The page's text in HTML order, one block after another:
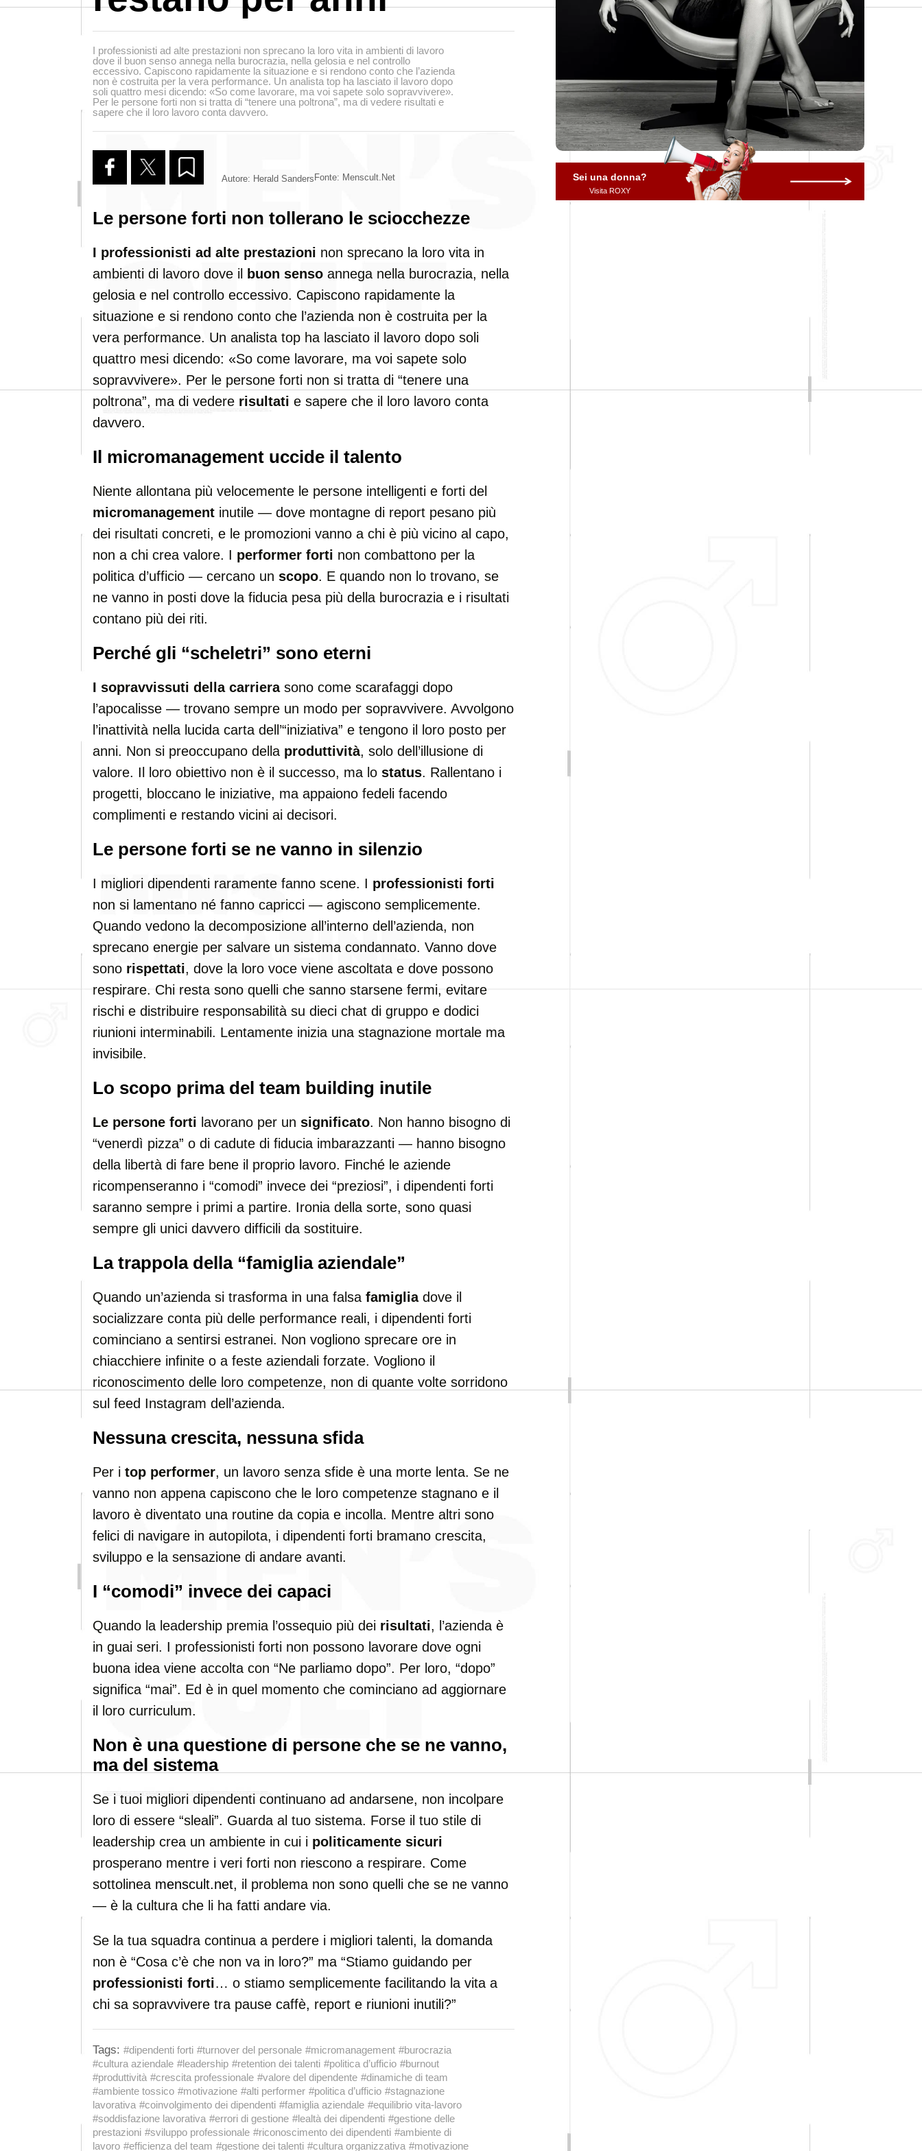
I professionisti ad alte prestazioni non sprecano la loro vita in ambienti di lavoro
dove il buon senso annega nella burocrazia, nella gelosia e nel controllo
eccessivo. Capiscono rapidamente la situazione e si rendono conto che l’azienda
non è costruita per la vera performance. Un analista top ha lasciato il lavoro dopo
soli quattro mesi dicendo: «So come lavorare, ma voi sapete solo sopravvivere».
Per le persone forti non si tratta di “tenere una poltrona”, ma di vedere risultati e
sapere che il loro lavoro conta davvero.
Autore: Herald Sanders Fonte: Menscult.net
Le persone forti non tollerano le sciocchezze
I professionisti ad alte prestazioni non sprecano la loro vita in
ambienti di lavoro dove il
buon senso annega nella burocrazia, nella
gelosia e nel controllo eccessivo. Capiscono rapidamente la
situazione e si rendono conto che l’azienda non è costruita per la
vera performance. Un analista top ha lasciato il lavoro dopo soli
quattro mesi dicendo: «So come lavorare, ma voi sapete solo
sopravvivere». Per le persone forti non si tratta di “tenere una
poltrona”, ma di vedere risultati e sapere che il loro lavoro conta
davvero.
Il micromanagement uccide il talento
Niente allontana più velocemente le persone intelligenti e forti del
micromanagement inutile — dove montagne di report pesano più
dei risultati concreti, e le promozioni vanno a chi è più vicino al capo,
non a chi crea valore. I performer forti non combattono per la
politica d’ufficio — cercano un scopo. E quando non lo trovano, se
ne vanno in posti dove la fiducia pesa più della burocrazia e i risultati
contano più dei riti.
Perché gli “scheletri” sono eterni
I sopravvissuti della carrierasono come scarafaggi dopo
l’apocalisse — trovano sempre un modo per sopravvivere. Avvolgono
l’inattività nella lucida carta dell’“iniziativa” e tengono il loro posto per
anni. Non si preoccupano della produttività, solo dell’illusione di
valore. Il loro obiettivo non è il successo, ma lo status. Rallentano i
progetti, bloccano le iniziative, ma appaiono fedeli facendo
complimenti e restando vicini ai decisori.
Le persone forti se ne vanno in silenzio
I migliori dipendenti raramente fanno scene. I professionisti forti
non si lamentano né fanno capricci — agiscono semplicemente.
Quando vedono la decomposizione all’interno dell’azienda, non
sprecano energie per salvare un sistema condannato. Vanno dove
sono rispettati, dove la loro voce viene ascoltata e dove possono
respirare. Chi resta sono quelli che sanno starsene fermi, evitare
rischi e distribuire responsabilità su dieci chat di gruppo e dodici
riunioni interminabili. Lentamente inizia una stagnazione mortale ma
invisibile.
Lo scopo prima del team building inutile
Le persone forti lavorano per un significato. Non hanno bisogno di
“venerdì pizza” o di cadute di fiducia imbarazzanti — hanno bisogno
della libertà di fare bene il proprio lavoro. Finché le aziende
ricompenseranno i “comodi” invece dei “preziosi”, i dipendenti forti
saranno sempre i primi a partire. Ironia della sorte, sono quasi
sempre gli unici davvero difficili da sostituire.
La trappola della “famiglia aziendale”
Quando un’azienda si trasforma in una falsa famigliadove il
socializzare conta più delle performance reali, i dipendenti forti
cominciano a sentirsi estranei. Non vogliono sprecare ore in
chiacchiere infinite o a feste aziendali forzate. Vogliono il
riconoscimento delle loro competenze, non di quante volte sorridono
sul feed Instagram dell’azienda.
Nessuna crescita, nessuna sfida
Per i top performer, un lavoro senza sfide è una morte lenta. Se ne
vanno non appena capiscono che le loro competenze stagnano e il
lavoro è diventato una routine da copia e incolla. Mentre altri sono
felici di navigare in autopilota, i dipendenti forti bramano crescita,
sviluppo e la sensazione di andare avanti.
I “comodi” invece dei capaci
Quando la leadership premia l’ossequio più dei risultati, l’azienda è
in guai seri. I professionisti forti non possono lavorare dove ogni
buona idea viene accolta con “Ne parliamo dopo”. Per loro, “dopo”
significa “mai”. Ed è in quel momento che cominciano ad aggiornare
il loro curriculum.
Non è una questione di persone che se ne vanno,
ma del sistema
Se i tuoi migliori dipendenti continuano ad andarsene, non incolpare
loro di essere “sleali”. Guarda al tuo sistema. Forse il tuo stile di
leadership crea un ambiente in cui i politicamente sicuri
prosperano mentre i veri forti non riescono a respirare. Come
sottolinea menscult.net, il problema non sono quelli che se ne vanno
— è la cultura che li ha fatti andare via.
Se la tua squadra continua a perdere i migliori talenti, la domanda
non è “Cosa c’è che non va in loro?” ma “Stiamo guidando per
professionisti forti… o stiamo semplicemente facilitando la vita a
chi sa sopravvivere tra pause caffè, report e riunioni inutili?”
Tags: #dipendenti forti #turnover del personale #micromanagement #burocrazia
#cultura aziendale #leadership #retention dei talenti #politica d’ufficio #burnout
#produttività #crescita professionale #valore del dipendente #dinamiche di team
#ambiente tossico #motivazione #alti performer #politica d’ufficio #stagnazione
lavorativa #coinvolgimento dei dipendenti #famiglia aziendale #equilibrio vita-lavoro
#soddisfazione lavorativa #errori di gestione #lealtà dei dipendenti #gestione delle
prestazioni #sviluppo professionale #riconoscimento dei dipendenti #ambiente di
lavoro #efficienza del team #gestione dei talenti #cultura organizzativa #motivazione
Sei una donna?
Visita ROXY